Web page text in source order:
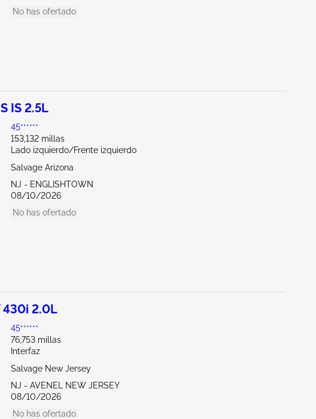
No has ofertado
IS 2.5L
45******
153,132 millas
Lado izquierdo/Frente izquierdo
Salvage Arizona
NJ - ENGLISHTOWN
08/10/2026
No has ofertado
430i 2.0L
45******
76,753 millas
Interfaz
Salvage New Jersey
NJ - AVENEL NEW JERSEY
08/10/2026
No has ofertado